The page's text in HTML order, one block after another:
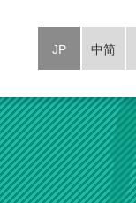
JP 中简